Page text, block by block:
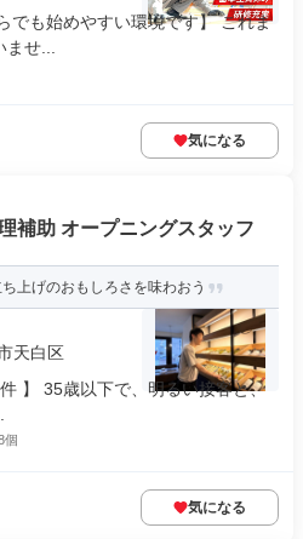
でも始めやすい環境です】 これま
せ...
気になる
補助 オープニングスタッフ
上げのおもしろさを味わおう
天白区
】 35歳以下で、明るい接客と、
個
気になる